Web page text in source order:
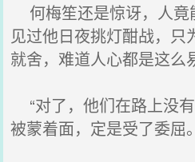
何梅笙还是惊讶，人竟
见过他日夜挑灯酣战，只
就舍，难道人心都是这么
“对了，他们在路上没
被蒙着面，定是受了委屈。